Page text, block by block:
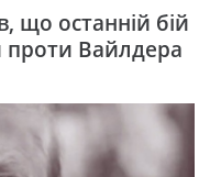
що останній бій
проти Вайлдера